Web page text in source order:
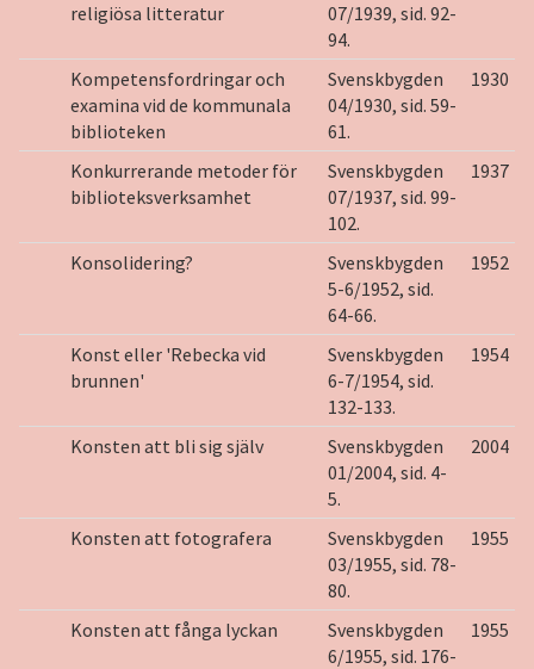
religiösa litteratur
07/1939, sid. 92-
94.
Kompetensfordringar och
examina vid de kommunala
biblioteken
Svenskbygden
04/1930, sid. 59-
61.
1930
Konkurrerande metoder för
biblioteksverksamhet
Svenskbygden
07/1937, sid. 99-
102.
1937
Konsolidering?
Svenskbygden
5-6/1952, sid.
64-66.
1952
Konst eller 'Rebecka vid
brunnen'
Svenskbygden
6-7/1954, sid.
132-133.
1954
Konsten att bli sig själv
Svenskbygden
01/2004, sid. 4-
5.
2004
Konsten att fotografera
Svenskbygden
03/1955, sid. 78-
80.
1955
Konsten att fånga lyckan
Svenskbygden
6/1955, sid. 176-
1955